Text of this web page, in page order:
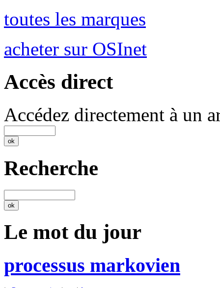
toutes les marques
acheter sur OSInet
Accès direct
Accédez directement à un
Recherche
Le mot du jour
processus markovien